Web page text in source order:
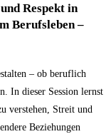
Respekt in
Berufsleben –
– ob beruflich
In dieser Session lernst
verstehen, Streit und
Beziehungen